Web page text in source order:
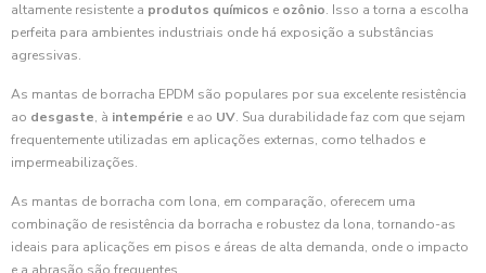
altamente resistente a produtos químicos e ozônio. Isso a torna a escolha
perfeita para ambientes industriais onde há exposição a substâncias
agressivas.
As mantas de borracha EPDM são populares por sua excelente resistência
ao desgaste, à intempérie e ao UV. Sua durabilidade faz com que sejam
frequentemente utilizadas em aplicações externas, como telhados e
impermeabilizações.
As mantas de borracha com lona, em comparação, oferecem uma
combinação de resistência da borracha e robustez da lona, tornando-as
ideais para aplicações em pisos e áreas de alta demanda, onde o impacto